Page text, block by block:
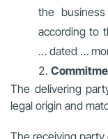
the
according to
… dated …
The delivering
legal origin and
The receiving party